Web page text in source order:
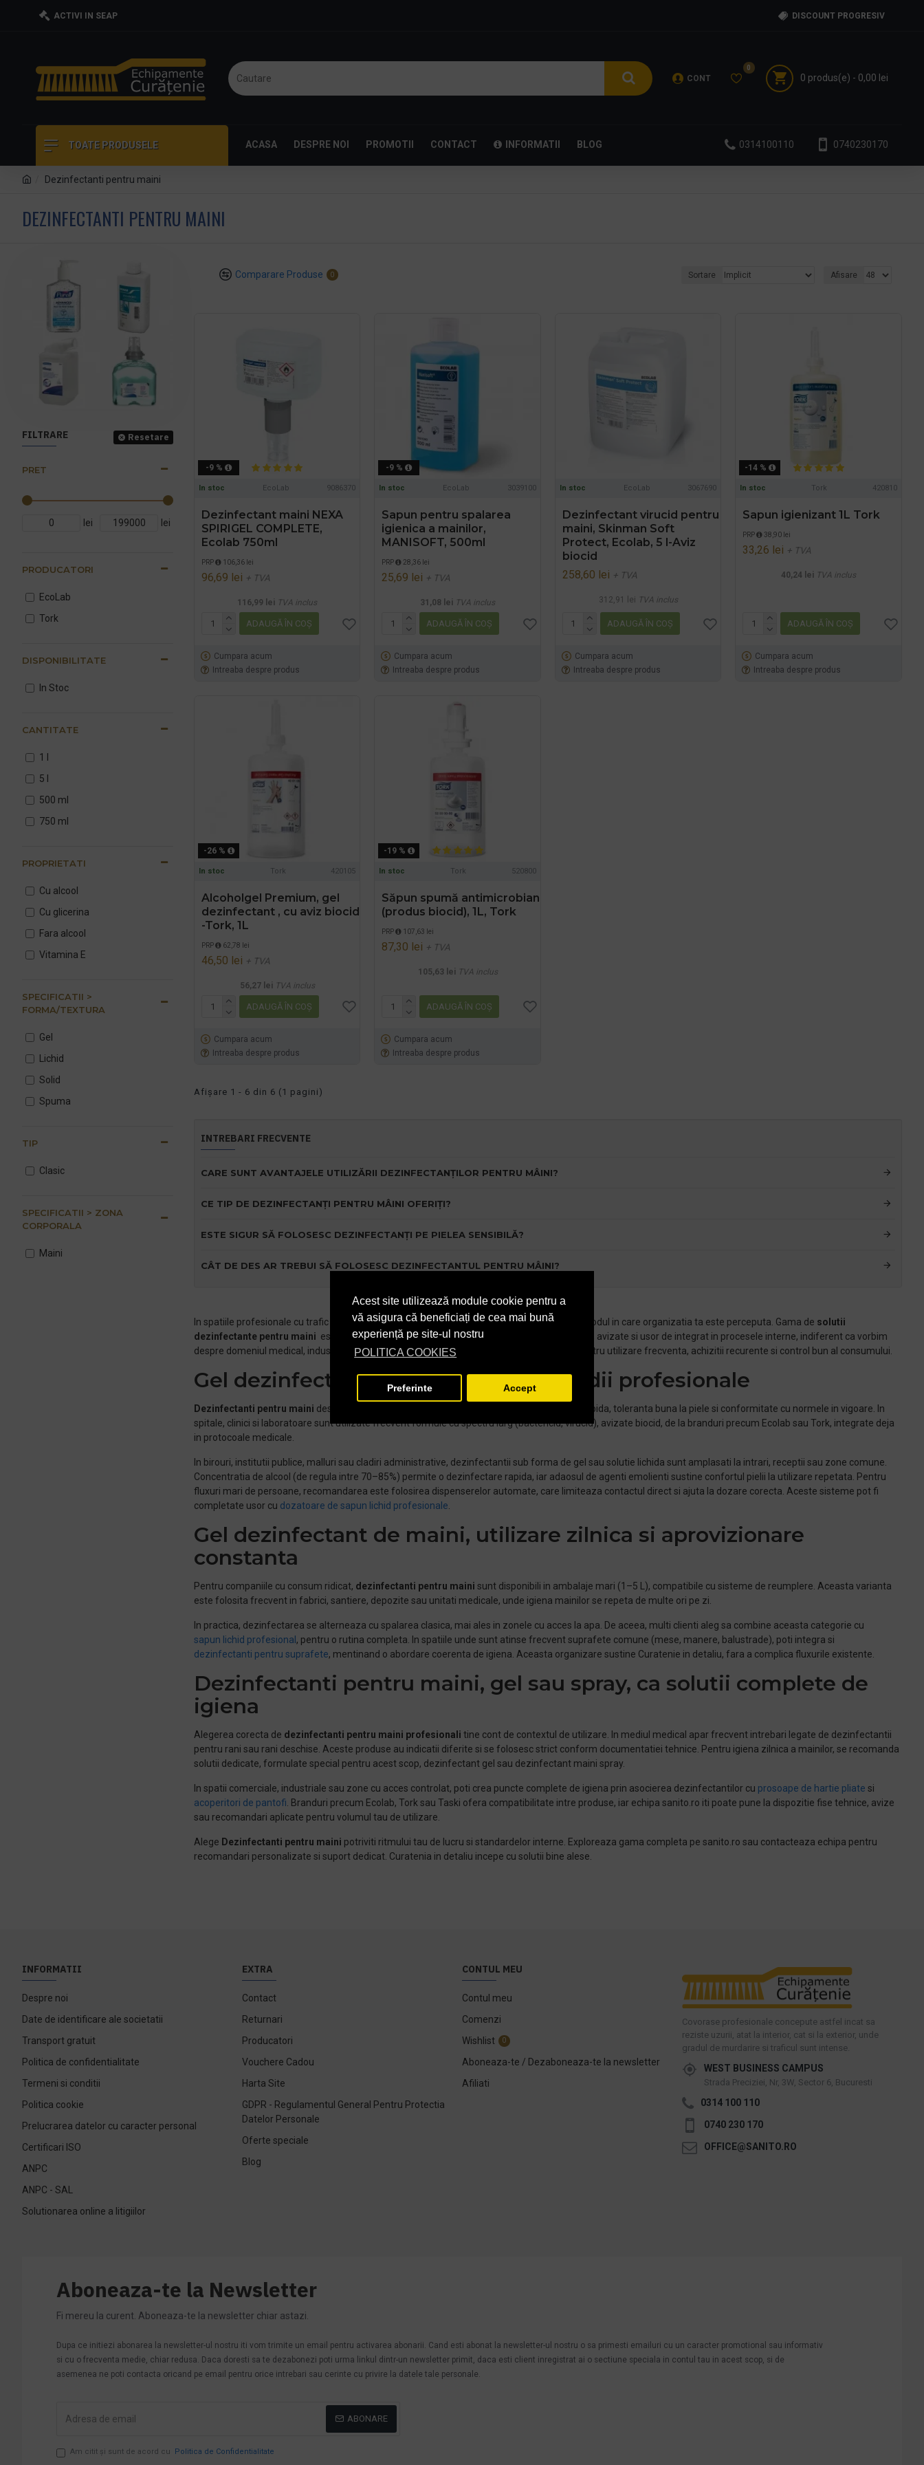
Acest site utilizează module cookie pentru a
vă asigura că beneficiați de cea mai bună
experiență pe site-ul nostru
POLITICA COOKIES
Preferinte Accept
ACTIVI IN SEAP DISCOUNT PROGRESIV
CONT
0
0 produs(e) - 0,00 lei
TOATE PRODUSELE ACASA DESPRE NOI PROMOTII CONTACT INFORMATII BLOG 0314100110 0740230170
Dezinfectanti pentru maini
DEZINFECTANTI PENTRU MAINI
FILTRARE Resetare
PRET
lei lei
PRODUCATORI
EcoLab
Tork
CANTITATE
1 l
5 l
500 ml
750 ml
PROPRIETATI
Cu alcool
Cu glicerina
Fara alcool
Vitamina E
SPECIFICATII >
FORMA/TEXTURA
Gel
Lichid
Solid
Spuma
TIP
Clasic
SPECIFICATII > ZONA
CORPORALA
Maini
DISPONIBILITATE
In Stoc
Comparare Produse 0 Sortare Afisare
-9 %
In stoc EcoLab 9086370
Dezinfectant maini NEXA
SPIRIGEL COMPLETE,
Ecolab 750ml
PRP 106,36 lei
96,69 lei + TVA
116,99 lei TVA inclus
ADAUGĂ ÎN COŞ
Cumpara acum
Intreaba despre produs
-9 %
In stoc EcoLab 3039100
Sapun pentru spalarea
igienica a mainilor,
MANISOFT, 500ml
PRP 28,36 lei
25,69 lei + TVA
31,08 lei TVA inclus
ADAUGĂ ÎN COŞ
Cumpara acum
Intreaba despre produs
In stoc EcoLab 3067690
Dezinfectant virucid pentru
maini, Skinman Soft
Protect, Ecolab, 5 l-Aviz
biocid
258,60 lei + TVA
312,91 lei TVA inclus
ADAUGĂ ÎN COŞ
Cumpara acum
Intreaba despre produs
-14 %
In stoc Tork 420810
Sapun igienizant 1L Tork
PRP 38,90 lei
33,26 lei + TVA
40,24 lei TVA inclus
ADAUGĂ ÎN COŞ
Cumpara acum
Intreaba despre produs
-26 %
In stoc Tork 420105
Alcoholgel Premium, gel
dezinfectant , cu aviz biocid
-Tork, 1L
PRP 62,78 lei
46,50 lei + TVA
56,27 lei TVA inclus
ADAUGĂ ÎN COŞ
Cumpara acum
Intreaba despre produs
-19 %
In stoc Tork 520800
Săpun spumă antimicrobian
(produs biocid), 1L, Tork
PRP 107,63 lei
87,30 lei + TVA
105,63 lei TVA inclus
ADAUGĂ ÎN COŞ
Cumpara acum
Intreaba despre produs
Afişare 1 - 6 din 6 (1 pagini)
INTREBARI FRECVENTE
CARE SUNT AVANTAJELE UTILIZĂRII DEZINFECTANȚILOR PENTRU MÂINI?
CE TIP DE DEZINFECTANȚI PENTRU MÂINI OFERIȚI?
ESTE SIGUR SĂ FOLOSESC DEZINFECTANȚI PE PIELEA SENSIBILĂ?
CÂT DE DES AR TREBUI SĂ FOLOSESC DEZINFECTANTUL PENTRU MÂINI?
In spatiile profesionale cu trafic constant, igiena mainilor face parte din rutina zilnica si din modul in care organizatia ta este perceputa. Gama de solutii
dezinfectante pentru maini este gandita pentru companii care au nevoie de produse sigure, avizate si usor de integrat in procesele interne, indiferent ca vorbim
despre domeniul medical, industrial, birouri sau spatii comerciale. Gasesti solutii potrivite pentru utilizare frecventa, achizitii recurente si control bun al consumului.
Gel dezinfectant de maini, pentru medii profesionale
Dezinfectanti pentru maini destinati utilizarii profesionale respecta cerinte clare: actiune rapida, toleranta buna la piele si conformitate cu normele in vigoare. In
spitale, clinici si laboratoare sunt utilizate frecvent formule cu spectru larg (bactericid, virucid), avizate biocid, de la branduri precum Ecolab sau Tork, integrate deja
in protocoale medicale.
In birouri, institutii publice, malluri sau cladiri administrative, dezinfectantii sub forma de gel sau solutie lichida sunt amplasati la intrari, receptii sau zone comune.
Concentratia de alcool (de regula intre 70–85%) permite o dezinfectare rapida, iar adaosul de agenti emolienti sustine confortul pielii la utilizare repetata. Pentru
fluxuri mari de persoane, recomandarea este folosirea dispenserelor automate, care limiteaza contactul direct si ajuta la dozare corecta. Aceste sisteme pot fi
completate usor cu dozatoare de sapun lichid profesionale
Gel dezinfectant de maini, utilizare zilnica si aprovizionare
constanta
Pentru companiile cu consum ridicat, d ezinfectanti pentru maini sunt disponibili in ambalaje mari (1–5 L), compatibile cu sisteme de reumplere. Aceasta varianta
este folosita frecvent in fabrici, santiere, depozite sau unitati medicale, unde igiena mainilor se repeta de multe ori pe zi.
In practica, dezinfectarea se alterneaza cu spalarea clasica, mai ales in zonele cu acces la apa. De aceea, multi clienti aleg sa combine aceasta categorie cu
sapun lichid profesional , pentru o rutina completa. In spatiile unde sunt atinse frecvent suprafete comune (mese, manere, balustrade), poti integra si
dezinfectanti pentru suprafete, mentinand o abordare coerenta de igiena. Aceasta organizare sustine Curatenie in detaliu, fara a complica fluxurile existente.
Dezinfectanti pentru maini, gel sau spray, ca solutii complete de
igiena
Alegerea corecta de dezinfectanti pentru maini profesionali tine cont de contextul de utilizare. In mediul medical apar frecvent intrebari legate de dezinfectantii
pentru rani sau rani deschise. Aceste produse au indicatii diferite si se folosesc strict conform documentatiei tehnice. Pentru igiena zilnica a mainilor, se recomanda
solutii dedicate, formulate special pentru acest scop, dezinfectant gel sau dezinfectant maini spray.
In spatii comerciale, industriale sau zone cu acces controlat, poti crea puncte complete de igiena prin asocierea dezinfectantilor cu prosoape de hartie pliate si
acoperitori de pantofi . Branduri precum Ecolab, Tork sau Taski ofera compatibilitate intre produse, iar echipa sanito.ro iti poate pune la dispozitie fise tehnice, avize
sau recomandari aplicate pentru volumul tau de utilizare.
Alege Dezinfectanti pentru maini potriviti ritmului tau de lucru si standardelor interne. Exploreaza gama completa pe sanito.ro sau contacteaza echipa pentru
recomandari personalizate si suport dedicat. Curatenia in detaliu incepe cu solutii bine alese.
INFORMATII
Despre noi
Date de identificare ale societatii
Transport gratuit
Politica de confidentialitate
Termeni si conditii
Politica cookie
Prelucrarea datelor cu caracter personal
Certificari ISO
ANPC
ANPC - SAL
Solutionarea online a litigiilor
EXTRA
Contact
Returnari
Producatori
Vouchere Cadou
Harta Site
GDPR - Regulamentul General Pentru Protectia
Datelor Personale
Oferte speciale
Blog
CONTUL MEU
Contul meu
Comenzi
Wishlist
0
Aboneaza-te / Dezaboneaza-te la newsletter
Afiliati
Covorase profesionale concepute astfel incat sa
reziste uzurii, atat la interior, cat si la exterior, unde
gradul de murdarire si traficul sunt intense.
WEST BUSINESS CAMPUS
Strada Preciziei, Nr, 3W, Sector 6, Bucuresti
0314 100 110
0740 230 170
OFFICE@SANITO.RO
Aboneaza-te la Newsletter
Fi mereu la curent. Aboneaza-te la newsletter chiar astazi.
Dupa ce initiezi abonarea la newsletter-ul nostru iti vom trimite un email pentru activarea abonarii. Cand esti abonat la newsletter-ul nostru o sa primesti emailuri cu un caracter promotional sau informativ
si cu o frecventa medie, chiar redusa. Daca doresti sa te dezabonezi poti urma linkul dintr-un newsletter primit, daca esti client inregistrat ai o sectiune speciala in contul tau in acest scop, si de
asemenea ne poti contacta oricand pe email pentru orice intrebari sau cerinte cu privire la datele tale personale.
ABONARE
Am citit şi sunt de acord cu Politica de Confidentialitate